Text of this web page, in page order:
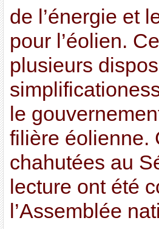
de l’énergie et
pour l’éolien.
plusieurs
le
filière éolienne.
chahutées au
lecture ont été
l’Assemblée